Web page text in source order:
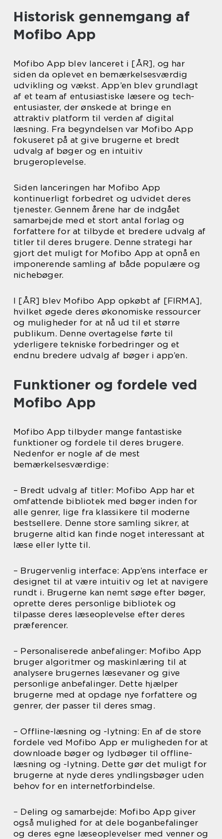
Historisk gennemgang af
Mofibo App
Mofibo App blev lanceret i [ÅR], og har
siden da oplevet en bemærkelsesværdig
udvikling og vækst. App’en blev grundlagt
af et team af entusiastiske læsere og tech-
entusiaster, der ønskede at bringe en
attraktiv platform til verden af digital
læsning. Fra begyndelsen var Mofibo App
fokuseret på at give brugerne et bredt
udvalg af bøger og en intuitiv
brugeroplevelse.
Siden lanceringen har Mofibo App
kontinuerligt forbedret og udvidet deres
tjenester. Gennem årene har de indgået
samarbejde med et stort antal forlag og
forfattere for at tilbyde et bredere udvalg af
titler til deres brugere. Denne strategi har
gjort det muligt for Mofibo App at opnå en
imponerende samling af både populære og
nichebøger.
I [ÅR] blev Mofibo App opkøbt af [FIRMA],
hvilket øgede deres økonomiske ressourcer
og muligheder for at nå ud til et større
publikum. Denne overtagelse førte til
yderligere tekniske forbedringer og et
endnu bredere udvalg af bøger i app’en.
Funktioner og fordele ved
Mofibo App
Mofibo App tilbyder mange fantastiske
funktioner og fordele til deres brugere.
Nedenfor er nogle af de mest
bemærkelsesværdige:
– Bredt udvalg af titler: Mofibo App har et
omfattende bibliotek med bøger inden for
alle genrer, lige fra klassikere til moderne
bestsellere. Denne store samling sikrer, at
brugerne altid kan finde noget interessant at
læse eller lytte til.
– Brugervenlig interface: App’ens interface er
designet til at være intuitiv og let at navigere
rundt i. Brugerne kan nemt søge efter bøger,
oprette deres personlige bibliotek og
tilpasse deres læseoplevelse efter deres
præferencer.
– Personaliserede anbefalinger: Mofibo App
bruger algoritmer og maskinlæring til at
analysere brugernes læsevaner og give
personlige anbefalinger. Dette hjælper
brugerne med at opdage nye forfattere og
genrer, der passer til deres smag.
– Offline-læsning og -lytning: En af de store
fordele ved Mofibo App er muligheden for at
downloade bøger og lydbøger til offline-
læsning og -lytning. Dette gør det muligt for
brugerne at nyde deres yndlingsbøger uden
behov for en internetforbindelse.
– Deling og samarbejde: Mofibo App giver
også mulighed for at dele boganbefalinger
og deres egne læseoplevelser med venner og